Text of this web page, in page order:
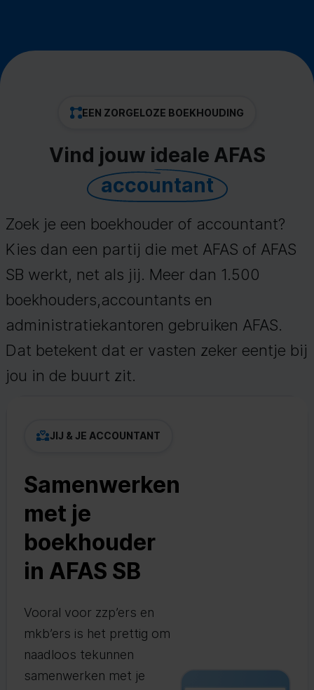
EEN ZORGELOZE BOEKHOUDING
Vind jouw ideale AFAS
accountant
Zoek je een boekhouder of accountant?
Kies dan een partij die met AFAS of AFAS
SB werkt, net als jij. Meer dan 1.500
boekhouders,accountants en
administratiekantoren gebruiken AFAS.
Dat betekent dat er vasten zeker eentje bij
jou in de buurt zit.
JIJ & JE ACCOUNTANT
Samenwerken
met je
boekhouder
in AFAS SB
Vooral voor zzp’ers en
mkb’ers is het prettig om
naadloos tekunnen
samenwerken met je